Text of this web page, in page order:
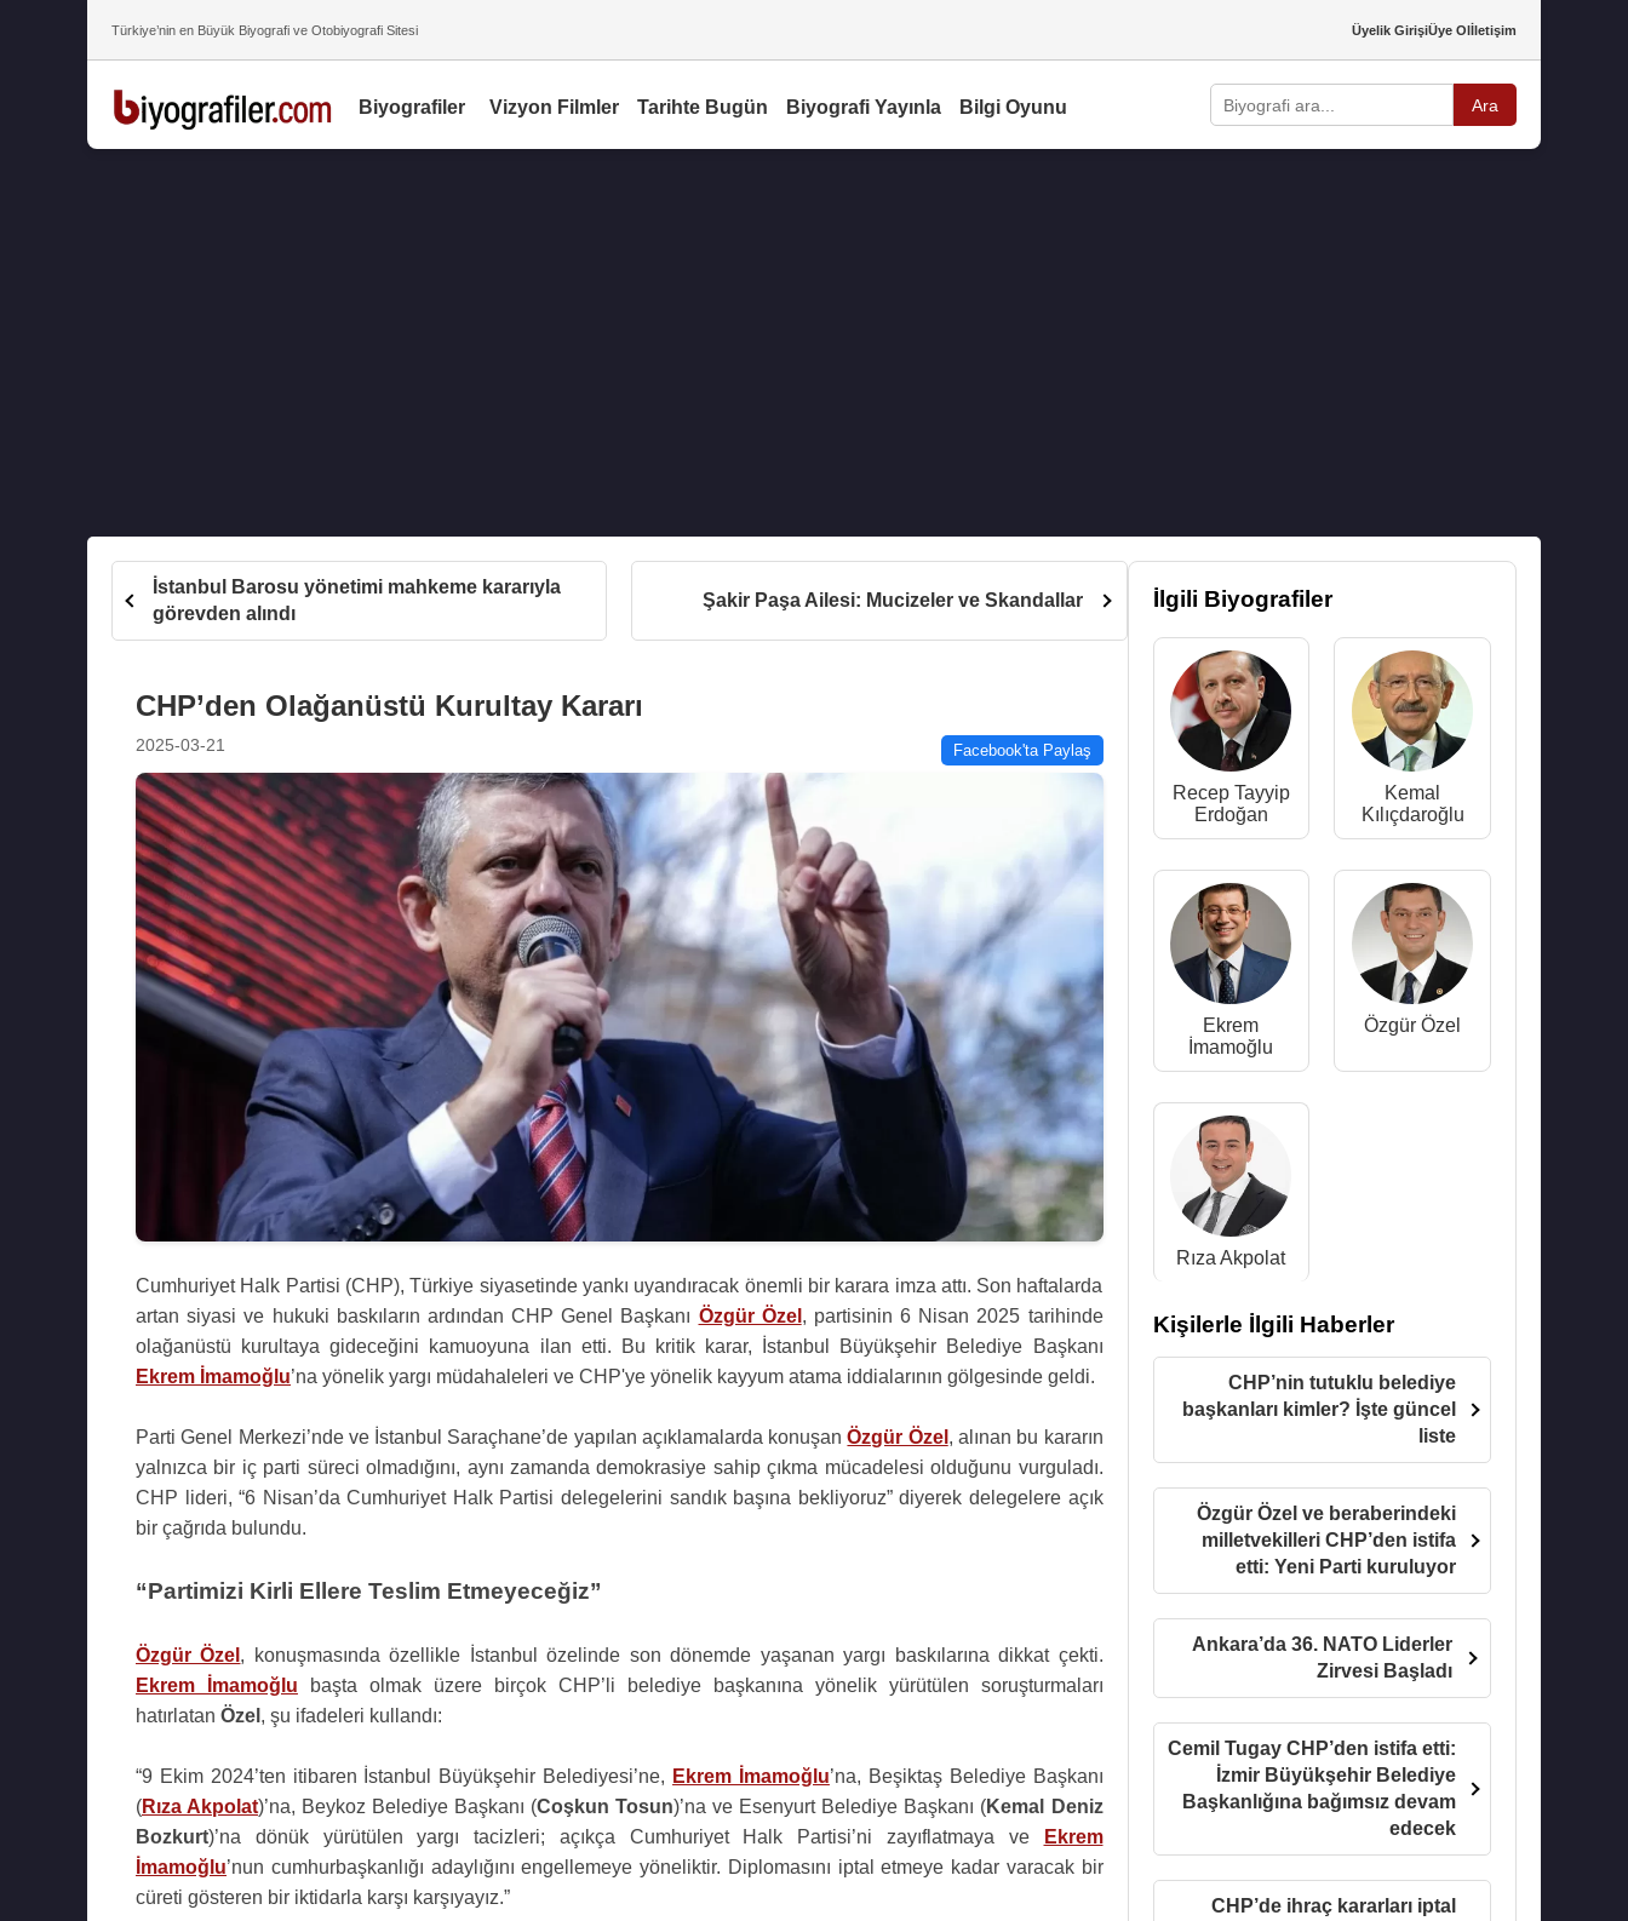
Türkiye’nin en Büyük Biyografi ve Otobiyografi Sitesi Üyelik GirişiÜye Olİletişim
Biyografiler Vizyon Filmler Tarihte Bugün Biyografi Yayınla Bilgi Oyunu Ara
İstanbul Barosu yönetimi mahkeme kararıyla
görevden alındı
Şakir Paşa Ailesi: Mucizeler ve Skandallar
CHP’den Olağanüstü Kurultay Kararı
2025-03-21 Facebook'ta Paylaş
Cumhuriyet Halk Partisi (CHP), Türkiye siyasetinde yankı uyandıracak önemli bir karara imza attı. Son haftalarda
artan siyasi ve hukuki baskıların ardından CHP Genel Başkanı Özgür Özel , partisinin 6 Nisan 2025 tarihinde
olağanüstü kurultaya gideceğini kamuoyuna ilan etti. Bu kritik karar, İstanbul Büyükşehir Belediye Başkanı
Ekrem İmamoğlu’na yönelik yargı müdahaleleri ve CHP'ye yönelik kayyum atama iddialarının gölgesinde geldi.
Parti Genel Merkezi’nde ve İstanbul Saraçhane’de yapılan açıklamalarda konuşanÖzgür Özel , alınan bu kararın
yalnızca bir iç parti süreci olmadığını, aynı zamanda demokrasiye sahip çıkma mücadelesi olduğunu vurguladı.
CHP lideri, “6 Nisan’da Cumhuriyet Halk Partisi delegelerini sandık başına bekliyoruz” diyerek delegelere açık
bir çağrıda bulundu.
“Partimizi Kirli Ellere Teslim Etmeyeceğiz”
Özgür Özel , konuşmasında özellikle İstanbul özelinde son dönemde yaşanan yargı baskılarına dikkat çekti.
Ekrem İmamoğlu başta olmak üzere birçok CHP’li belediye başkanına yönelik yürütülen soruşturmaları
hatırlatan Özel , şu ifadeleri kullandı:
“9 Ekim 2024’ten itibaren İstanbul Büyükşehir Belediyesi’ne, Ekrem İmamoğlu’na, Beşiktaş Belediye Başkanı
(Rıza Akpolat)’na, Beykoz Belediye Başkanı (Coşkun Tosun)’na ve Esenyurt Belediye Başkanı (Kemal Deniz
Bozkurt)’na dönük yürütülen yargı tacizleri; açıkça Cumhuriyet Halk Partisi’ni zayıflatmaya ve
Ekrem
İmamoğlu’nun cumhurbaşkanlığı adaylığını engellemeye yöneliktir. Diplomasını iptal etmeye kadar varacak bir
cüreti gösteren bir iktidarla karşı karşıyayız.”
İlgili Biyografiler
Recep Tayyip
Erdoğan
Kemal
Kılıçdaroğlu
Ekrem
İmamoğlu
Özgür Özel
Rıza Akpolat
Kişilerle İlgili Haberler
CHP’nin tutuklu belediye
başkanları kimler? İşte güncel
liste
Özgür Özel ve beraberindeki
milletvekilleri CHP’den istifa
etti: Yeni Parti kuruluyor
Ankara’da 36. NATO Liderler
Zirvesi Başladı
Cemil Tugay CHP’den istifa etti:
İzmir Büyükşehir Belediye
Başkanlığına bağımsız devam
edecek
CHP’de ihraç kararları iptal